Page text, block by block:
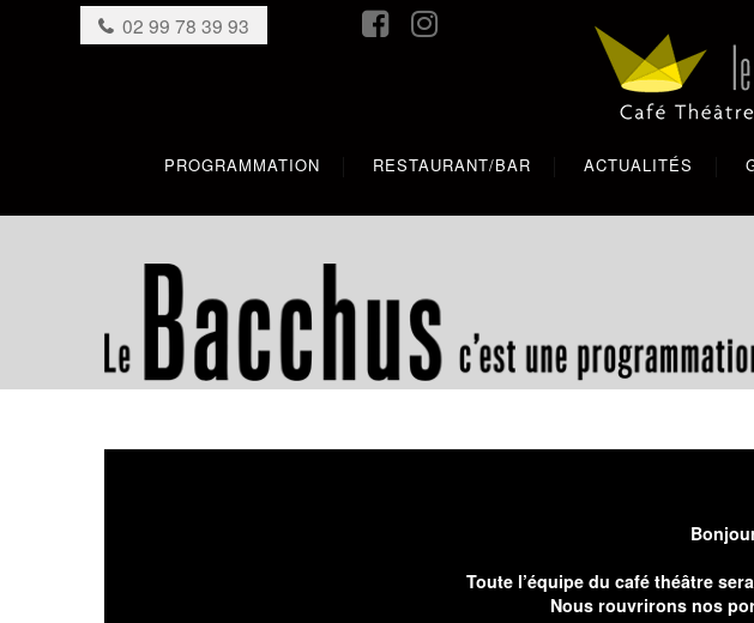
PROGRAMMATION RESTAURANT/BAR ACTUALITÉS
02 99 78 39 93
Toute l’équipe du café théâtre
Nous rouvrirons nos